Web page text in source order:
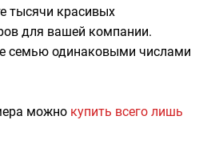
тысячи красивых
для вашей компании.
семью одинаковыми числами
можно купить всего лишь